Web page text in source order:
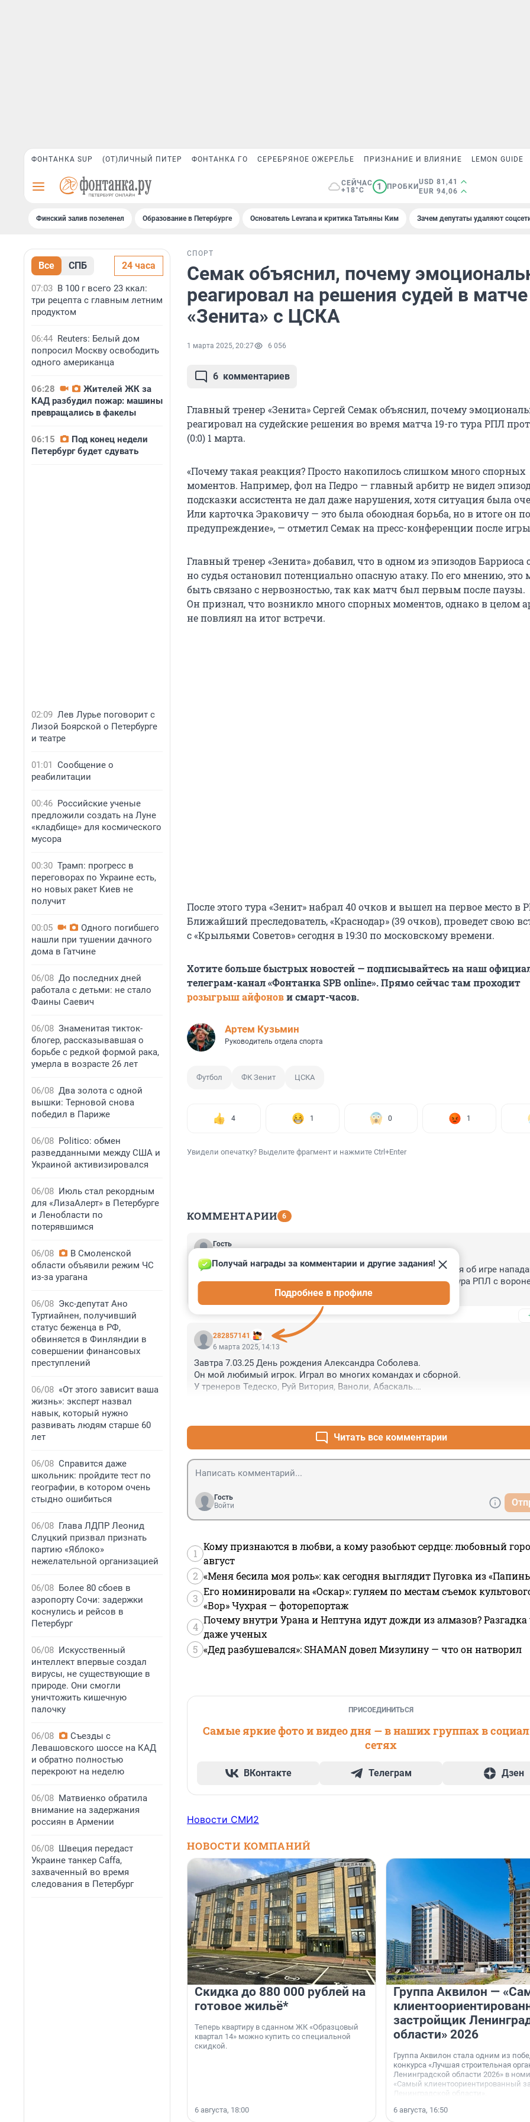
ФОНТАНКА SUP (ОТ)ЛИЧНЫЙ ПИТЕР ФОНТАНКА ГО СЕРЕБРЯНОЕ ОЖЕРЕЛЬЕ ПРИЗНАНИЕ И ВЛИЯНИЕ LEMON GUIDE
СЕЙЧАС
+18°C
1 ПРОБКИ
USD 81,41
EUR 94,06
Финский залив позеленел Образование в Петербурге Основатель Levrana и критика Татьяны Ким Зачем депутаты удаляют
Все СПБ 24 часа
07:03 В 100 г всего 23 ккал:
три рецепта с главным летним
продуктом
06:44 Reuters: Белый дом
попросил Москву освободить
одного американца
06:28
Жителей ЖК за
КАД разбудил пожар: машины
превращались в факелы
06:15
Под конец недели
Петербург будет сдувать
02:09 Лев Лурье поговорит с
Лизой Боярской о Петербурге
и театре
01:01 Сообщение о
реабилитации
00:46 Российские ученые
предложили создать на Луне
«кладбище» для космического
мусора
00:30 Трамп: прогресс в
переговорах по Украине есть,
но новых ракет Киев не
получит
00:05
Одного погибшего
нашли при тушении дачного
дома в Гатчине
06/08 До последних дней
работала с детьми: не стало
Фаины Саевич
06/08 Знаменитая тикток-
блогер, рассказывавшая о
борьбе с редкой формой рака,
умерла в возрасте 26 лет
06/08 Два золота с одной
вышки: Терновой снова
победил в Париже
06/08 Politico: обмен
разведданными между США и
Украиной активизировался
06/08 Июль стал рекордным
для «ЛизаАлерт» в Петербурге
и Ленобласти по
потерявшимся
06/08
В Смоленской
области объявили режим ЧС
из-за урагана
06/08 Экс-депутат Ано
Туртиайнен, получивший
статус беженца в РФ,
обвиняется в Финляндии в
совершении финансовых
преступлений
06/08 «От этого зависит ваша
жизнь»: эксперт назвал
навык, который нужно
развивать людям старше 60
лет
06/08 Справится даже
школьник: пройдите тест по
географии, в котором очень
стыдно ошибиться
06/08 Глава ЛДПР Леонид
Слуцкий призвал признать
партию «Яблоко»
нежелательной организацией
06/08 Более 80 сбоев в
аэропорту Сочи: задержки
коснулись и рейсов в
Петербург
06/08 Искусственный
интеллект впервые создал
вирусы, не существующие в
природе. Они смогли
уничтожить кишечную
палочку
06/08
Съезды с
Левашовского шоссе на КАД
и обратно полностью
перекроют на неделю
06/08 Матвиенко обратила
внимание на задержания
россиян в Армении
06/08 Швеция передаст
Украине танкер Caffa,
захваченный во время
следования в Петербург
СПОРТ
Семак объяснил, почему
реагировал на решения судей в матче
«Зенита» с ЦСКА
1 марта 2025, 20:27 6 056
6 комментариев
Главный тренер «Зенита» Сергей Семак объяснил, почему
реагировал на судейские решения во время матча 19-го тура РПЛ
(0:0) 1 марта.
«Почему такая реакция? Просто накопилось слишком много спорных
моментов. Например, фол на Педро — главный арбитр не видел
подсказки ассистента не дал даже нарушения, хотя ситуация была
Или карточка Эраковичу — это была обоюдная борьба, но в итоге он
предупреждение», — отметил Семак на пресс-конференции после
Главный тренер «Зенита» добавил, что в одном из эпизодов Барриоса
но судья остановил потенциально опасную атаку. По его мнению, это
быть связано с нервозностью, так как матч был первым после паузы.
Он признал, что возникло много спорных моментов, однако в целом
не повлиял на итог встречи.
После этого тура «Зенит» набрал 40 очков и вышел на первое место в
Ближайший преследователь, «Краснодар» (39 очков), проведет свою
с «Крыльями Советов» сегодня в 19:30 по московскому времени.
Хотите больше быстрых новостей — подписывайтесь на наш
телеграм-канал «Фонтанка SPB online». Прямо сейчас там проходит
розыгрыш айфонови смарт-часов.
Артем Кузьмин
Руководитель отдела спорта
Футбол ФК Зенит ЦСКА
4 1 0 1
Увидели опечатку? Выделите фрагмент и нажмите Ctrl+Enter
КОММЕНТАРИИ 6
Гость
Бывший игрок сборной России Владимир Быстров высказался об игре
петербургского "Зенита" Александра Соболева в матче 20-го тура РПЛ с
— Как Соболев вам вчера за те 20 минут, что провел на поле? Две его
могли стать голевыми.
— Вы о чем? Какие передачи? Он же нападающий. И с такой командой, которая
вылет, должен забивать голы! Понимаете? Ему надо себя проявлять уже. А
Поставьте даже сейчас Радимова в центр поля, и он будет пасовать намного
того же Соболева.
282857141
Получай награды за комментарии и другие задания!
Подробнее в профиле
6 марта 2025, 14:13
Завтра 7.03.25 День рождения Александра Соболева.
Он мой любимый игрок. Играл во многих командах и сборной.
У тренеров Тедеско, Руй Витория, Ваноли, Абаскаль.
Считаю Александр докажет свою силу. Желаю побед с командой.
Читать все комментарии
Гость
Войти
1
Кому признаются в любви, а кому разобьют сердце: любовный
август
2 «Меня бесила моя роль»: как сегодня выглядит Пуговка из
3
Его номинировали на «Оскар»: гуляем по местам съемок
«Вор» Чухрая — фоторепортаж
4
Почему внутри Урана и Нептуна идут дожди из алмазов?
даже ученых
5 «Дед разбушевался»: SHAMAN довел Мизулину — что он натворил
ПРИСОЕДИНИТЬСЯ
Самые яркие фото и видео дня — в наших группах в
сетях
ВКонтакте Телеграм Дзен
Новости СМИ2
НОВОСТИ КОМПАНИЙ
Скидка до 880 000 рублей на
готовое жильё*
Теперь квартиру в сданном ЖК «Образцовый
квартал 14» можно купить со специальной
скидкой.
6 августа, 18:00
Группа Аквилон —
застройщик
области» 2026
Группа Аквилон стала одним из
конкурса «Лучшая строительная
Ленинградской области 2026» в
«Самый клиентоориентированный
Ленинградской области».
6 августа, 16:50